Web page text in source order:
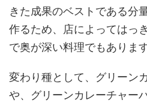
きた成果のベストである分
作るため、店によってはっ
で奥が深い料理でもあります
変わり種として、グリーン
や、グリーンカレーチャー